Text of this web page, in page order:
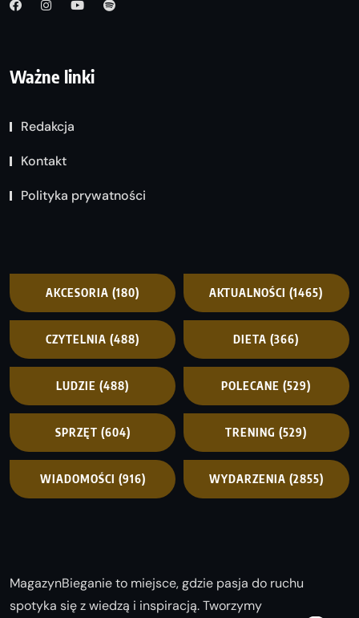
Ważne linki
Redakcja
Kontakt
Polityka prywatności
AKCESORIA (180) AKTUALNOŚCI (1465)
CZYTELNIA (488) DIETA (366)
LUDZIE (488) POLECANE (529)
SPRZĘT (604) TRENING (529)
WIADOMOŚCI (916) WYDARZENIA (2855)
MagazynBieganie to miejsce, gdzie pasja do ruchu
spotyka się z wiedzą i inspiracją. Tworzymy